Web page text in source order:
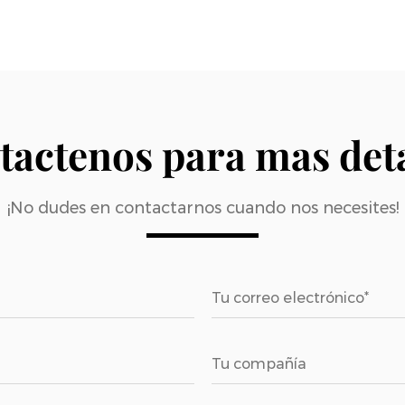
para mas
¡No dudes en contactarnos cuando nos necesites!